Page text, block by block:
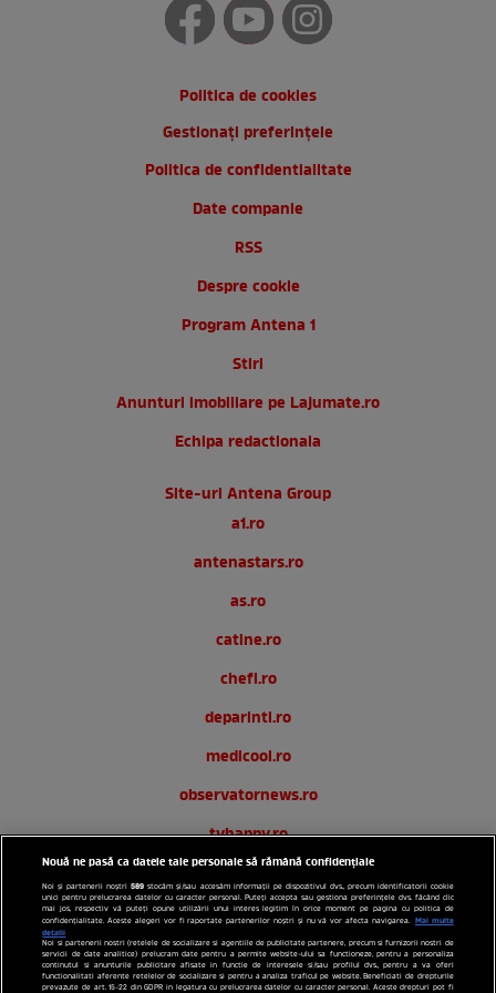
Politica de cookies
Gestionați preferințele
Politica de confidentialitate
Date companie
RSS
Despre cookie
Program Antena 1
Stiri
Anunturi imobiliare pe Lajumate.ro
Echipa redactionala
Site-uri Antena Group
a1.ro
antenastars.ro
as.ro
catine.ro
chefi.ro
deparinti.ro
medicool.ro
observatornews.ro
tvhappy.ro
useit.ro
zutv.ro
Trends AntenaPLAY
Nouă ne pasă ca datele tale personale să rămână confidențiale
Noi și partenerii noștri589 stocăm și/sau accesăm informații pe dispozitivul dvs., precum identificatorii cookie
unici pentru prelucrarea datelor cu caracter personal. Puteți accepta sau gestiona preferințele dvs. făcând clic
mai jos, respectiv vă puteți opune utilizării unui interes legitim în orice moment pe pagina cu politica de
confidențialitate. Aceste alegeri vor fi raportate partenerilor noștri și nu vă vor afecta navigarea. Mai multe
detalii
Noi si partenerii nostri (retelele de socializare si agentiile de publicitate partenere, precum si furnizorii nostri de
servicii de date analitice) prelucram date pentru a permite website-ului sa functioneze, pentru a personaliza
continutul si anunturile publicitare afisate in functie de interesele si/sau profilul dvs., pentru a va oferi
functionalitati aferente retelelor de socializare si pentru a analiza traficul pe website. Beneficiati de drepturile
prevazute de art. 15-22 din GDPR in legatura cu prelucrarea datelor cu caracter personal. Aceste drepturi pot fi